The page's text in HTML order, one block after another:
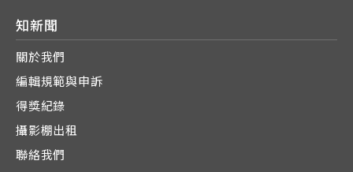
知新聞
關於我們
編輯規範與申訴
得獎紀錄
攝影棚出租
聯絡我們